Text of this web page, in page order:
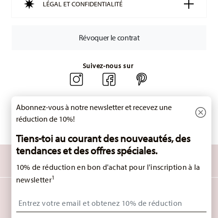
articles en stock. Vous pouvez consulter les délais de
Pour les retours, veuillez utiliser notre
LÉGAL ET CONFIDENTIALITÉ
Révoquer le contrat
Suivez-nous sur
DÉCOUVREZ TOUTES NOS MARQUES
Beauté et fonctionnalité pour votre maison
MODIFIER LE CONSENTEMENT AUX COOKIES
Abonnez-vous à notre newsletter et recevez une
réduction de 10%!
Tiens-toi au courant des nouveautés, des
tendances et des offres spéciales.
10% de réduction en bon d'achat pour l'inscription à la
newsletter1